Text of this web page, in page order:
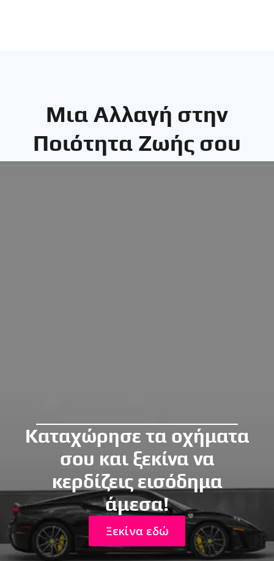
Μια Αλλαγή στην
Ποιότητα Ζωής σου
Καταχώρησε τα οχήματα
σου και ξεκίνα να
κερδίζεις εισόδημα
άμεσα!
Ξεκίνα εδώ